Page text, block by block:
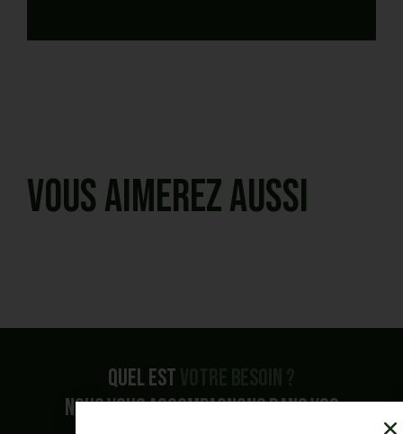
Vous aimerez aussi
Quel est
Nous vous accompagnons dans vos